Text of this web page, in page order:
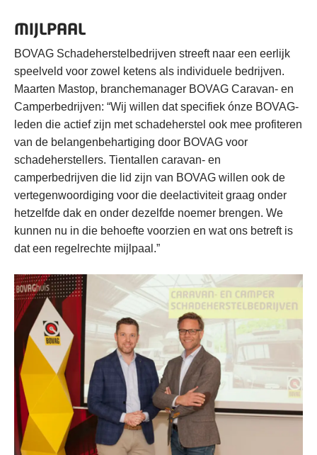
MIJLPAAL
BOVAG Schadeherstelbedrijven streeft naar een eerlijk
speelveld voor zowel ketens als individuele bedrijven.
Maarten Mastop, branchemanager BOVAG Caravan- en
Camperbedrijven: “Wij willen dat specifiek ónze BOVAG-
leden die actief zijn met schadeherstel ook mee profiteren
van de belangenbehartiging door BOVAG voor
schadeherstellers. Tientallen caravan- en
camperbedrijven die lid zijn van BOVAG willen ook de
vertegenwoordiging voor die deelactiviteit graag onder
hetzelfde dak en onder dezelfde noemer brengen. We
kunnen nu in die behoefte voorzien en wat ons betreft is
dat een regelrechte mijlpaal.”